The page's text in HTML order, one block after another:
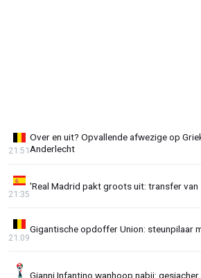
Over en uit? Opvallende afwezige op
Anderlecht
21:51
'Real Madrid pakt groots uit: transfer van
21:35
Gigantische opdoffer Union: steunpilaar
21:09
Gianni Infantino wanhoop nabij: